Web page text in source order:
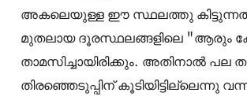
അകലെയുള്ള ഈ സ്ഥലത്തു കിട്ടുന്നത്
മുതലായ ദൂരസ്ഥലങ്ങളിലെ "ആരും
താമസിച്ചായിരിക്കും. അതിനാൽ
തിരഞ്ഞെടുപ്പിന്